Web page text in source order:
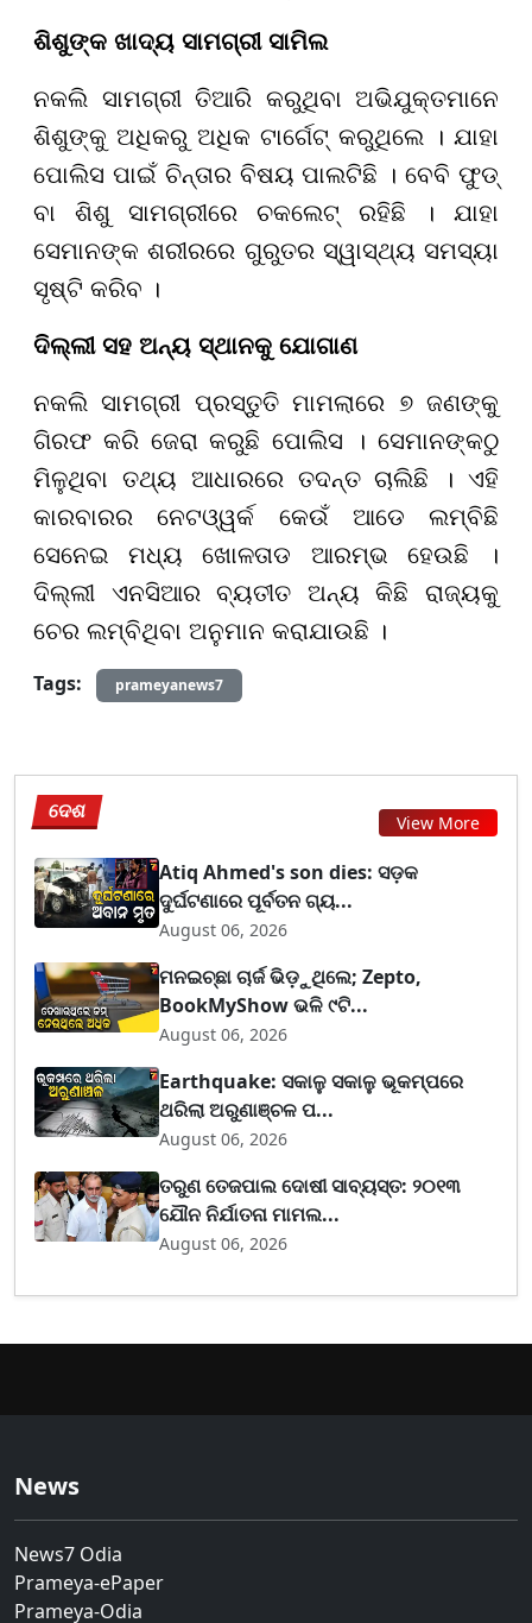
ଶିଶୁଙ୍କ ଖାଦ୍ୟ ସାମଗ୍ରୀ ସାମିଲ
ନକଲି ସାମଗ୍ରୀ ତିଆରି କରୁଥିବା ଅଭିଯୁକ୍ତମାନେ
ଶିଶୁଙ୍କୁ ଅଧିକରୁ ଅଧିକ ଟାର୍ଗେଟ୍ କରୁଥିଲେ । ଯାହା
ପୋଲିସ ପାଇଁ ଚିନ୍ତାର ବିଷୟ ପାଲଟିଛି । ବେବି ଫୁଡ୍
ବା ଶିଶୁ ସାମଗ୍ରୀରେ ଚକଲେଟ୍ ରହିଛି । ଯାହା
ସେମାନଙ୍କ ଶରୀରରେ ଗୁରୁତର ସ୍ୱାସ୍ଥ୍ୟ ସମସ୍ୟା
ସୃଷ୍ଟି କରିବ ।
ଦିଲ୍ଲୀ ସହ ଅନ୍ୟ ସ୍ଥାନକୁ ଯୋଗାଣ
ନକଲି ସାମଗ୍ରୀ ପ୍ରସ୍ତୁତି ମାମଲାରେ ୭ ଜଣଙ୍କୁ
ଗିରଫ କରି ଜେରା କରୁଛି ପୋଲିସ । ସେମାନଙ୍କଠୁ
ମିଳୁଥିବା ତଥ୍ୟ ଆଧାରରେ ତଦନ୍ତ ଚାଲିଛି । ଏହି
କାରବାରର ନେଟଓ୍ୱର୍କ କେଉଁ ଆଡେ ଲମ୍ବିଛି
ସେନେଇ ମଧ୍ୟ ଖୋଳତାଡ ଆରମ୍ଭ ହେଉଛି ।
ଦିଲ୍ଲୀ ଏନସିଆର ବ୍ୟତୀତ ଅନ୍ୟ କିଛି ରାଜ୍ୟକୁ
ଚେର ଲମ୍ବିଥିବା ଅନୁମାନ କରାଯାଉଛି ।
Tags:
prameyanews7
ଦେଶ View More
Atiq Ahmed's son dies: ସଡ଼କ
ଦୁର୍ଘଟଣାରେ ପୂର୍ବତନ ଗ୍ୟ...
August 06, 2026
ମନଇଚ୍ଛା ଚାର୍ଜ ଭିଡ଼ୁଥିଲେ; Zepto,
BookMyShow ଭଳି ୯ଟି...
August 06, 2026
Earthquake: ସକାଳୁ ସକାଳୁ ଭୂକମ୍ପରେ
ଥରିଲା ଅରୁଣାଞ୍ଚଳ ପ...
August 06, 2026
ତରୁଣ ତେଜପାଲ ଦୋଷୀ ସାବ୍ୟସ୍ତ: ୨୦୧୩
ଯୌନ ନିର୍ଯାତନା ମାମଲ...
August 06, 2026
News
News7 Odia
Prameya-ePaper
Prameya-Odia